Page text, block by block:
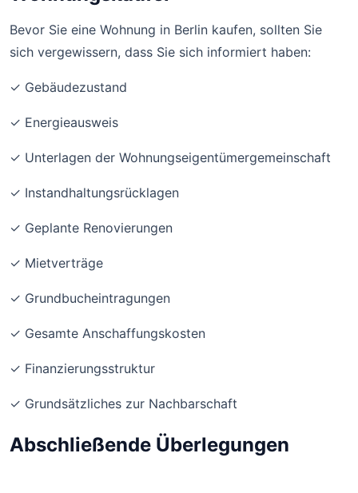
Bevor Sie eine Wohnung in Berlin kaufen, sollten Sie
sich vergewissern, dass Sie sich informiert haben:
✓ Gebäudezustand
✓ Energieausweis
✓ Unterlagen der Wohnungseigentümergemeinschaft
✓ Instandhaltungsrücklagen
✓ Geplante Renovierungen
✓ Mietverträge
✓ Grundbucheintragungen
✓ Gesamte Anschaffungskosten
✓ Finanzierungsstruktur
✓ Grundsätzliches zur Nachbarschaft
Abschließende Überlegungen